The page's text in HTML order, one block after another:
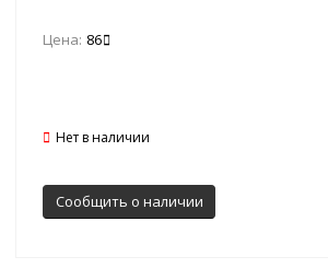
Цена: 86
Нет в наличии
Сообщить о наличии